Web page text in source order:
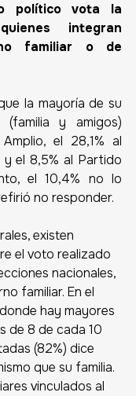
político vota la
integran
familiar o de
la mayoría de su
(familia y amigos)
el 28,1% al
y el 8,5% al Partido
el 10,4% no lo
no responder.
existen
el voto realizado
nacionales,
familiar. En el
hay mayores
de 8 de cada 10
(82%) dice
que su familia.
vinculados al